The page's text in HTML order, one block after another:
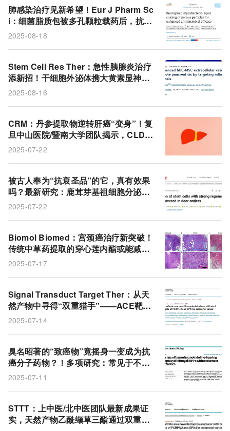
肺感染治疗见新希望！Eur J Pharm Sc
i：细菌脂质包被多孔颗粒载药后，抗结
核效力显著提升，对细胞内外分枝杆菌
2025-08-18
Stem Cell Res Ther：急性胰腺炎治疗
添新招！干细胞外泌体携大黄素显神
通，抗炎抑焦亡力助急性胰腺炎治疗升
2025-08-16
CRM：丹参提取物逆转肝癌“变身”！复
旦中山医院/暨南大学团队揭示，CLDN
4通过诱导细胞谱系转换促进肝癌耐药，
2025-07-22
被古人奉为“抗衰圣品”的它，真有效果
吗？最新研究：鹿茸芽基祖细胞分泌的
囊泡，能逆转老年小鼠与猕猴骨质流
2025-07-22
Biomol Biomed：宫颈癌治疗新突破！
传统中草药提取的穿心莲内酯或能减缓
宫颈癌的生长
2025-07-17
Signal Transduct Target Ther：从天
然产物中寻得“双重猎手”——ACE靶向
PCBP1/2与GPX4诱导铁死亡，结直肠
2025-07-14
臭名昭著的“致癌物”竟摇身一变成为抗
癌分子药物？！多项研究：常见于不新
鲜坚果、谷物中的黄曲霉素，其天然产
2025-07-11
STTT：上中医/北中医团队最新成果证
实，天然产物乙酰缬草三酯通过双重铁